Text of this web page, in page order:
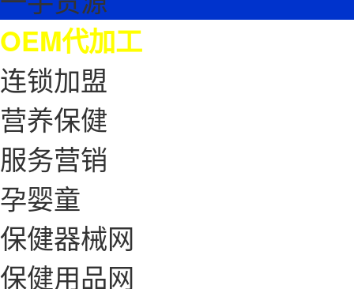
OEM代加工
连锁加盟
营养保健
服务营销
孕婴童
保健器械网
保健用品网